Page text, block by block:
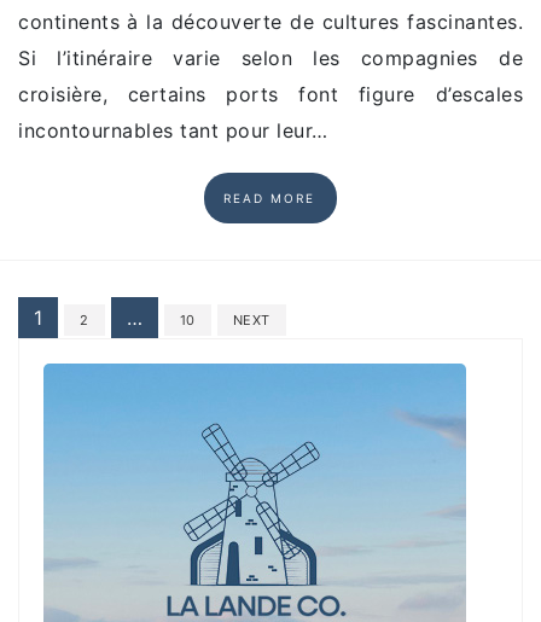
continents à la découverte de cultures fascinantes.
Si l’itinéraire varie selon les compagnies de
croisière, certains ports font figure d’escales
incontournables tant pour leur…
READ MORE
Posts
pagination
1 2 … 10 NEXT